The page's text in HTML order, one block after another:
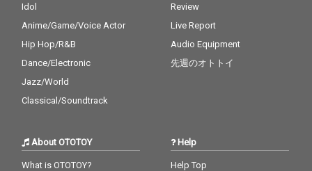
Idol
Anime/Game/Voice Actor
Hip Hop/R&B
Dance/Electronic
Jazz/World
Classical/Soundtrack
Review
Live Report
Audio Equipment
先週のオトトイ
About OTOTOY
What is OTOTOY?
Help
Help Top